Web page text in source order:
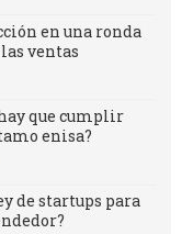
en una ronda
ventas
que cumplir
enisa?
de startups para